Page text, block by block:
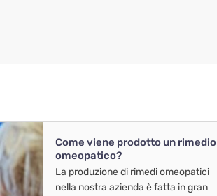
Come viene prodotto un rimedio
omeopatico?
La produzione di rimedi omeopatici
nella nostra azienda è fatta in gran